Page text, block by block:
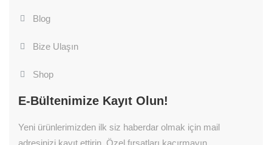
Blog
Bize Ulaşın
Shop
E-Bültenimize Kayıt Olun!
Yeni ürünlerimizden ilk siz haberdar olmak için mail
adresinizi kayıt ettirin. Özel fırsatları kaçırmayın.